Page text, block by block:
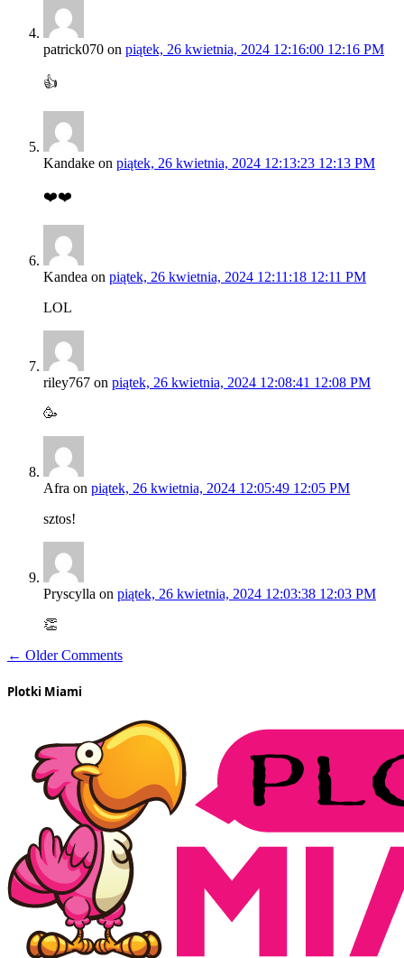
patrick070 on piątek, 26 kwietnia, 2024 12:16:00 12:16 PM
👍
Kandake on piątek, 26 kwietnia, 2024 12:13:23 12:13 PM
❤️❤️
Kandea on piątek, 26 kwietnia, 2024 12:11:18 12:11 PM
LOL
riley767 on piątek, 26 kwietnia, 2024 12:08:41 12:08 PM
🥳
Afra on piątek, 26 kwietnia, 2024 12:05:49 12:05 PM
sztos!
Pryscylla on piątek, 26 kwietnia, 2024 12:03:38 12:03 PM
👏
← Older Comments
Plotki Miami